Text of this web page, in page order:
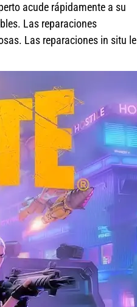
acude rápidamente a su
Las reparaciones
Las reparaciones in situ le